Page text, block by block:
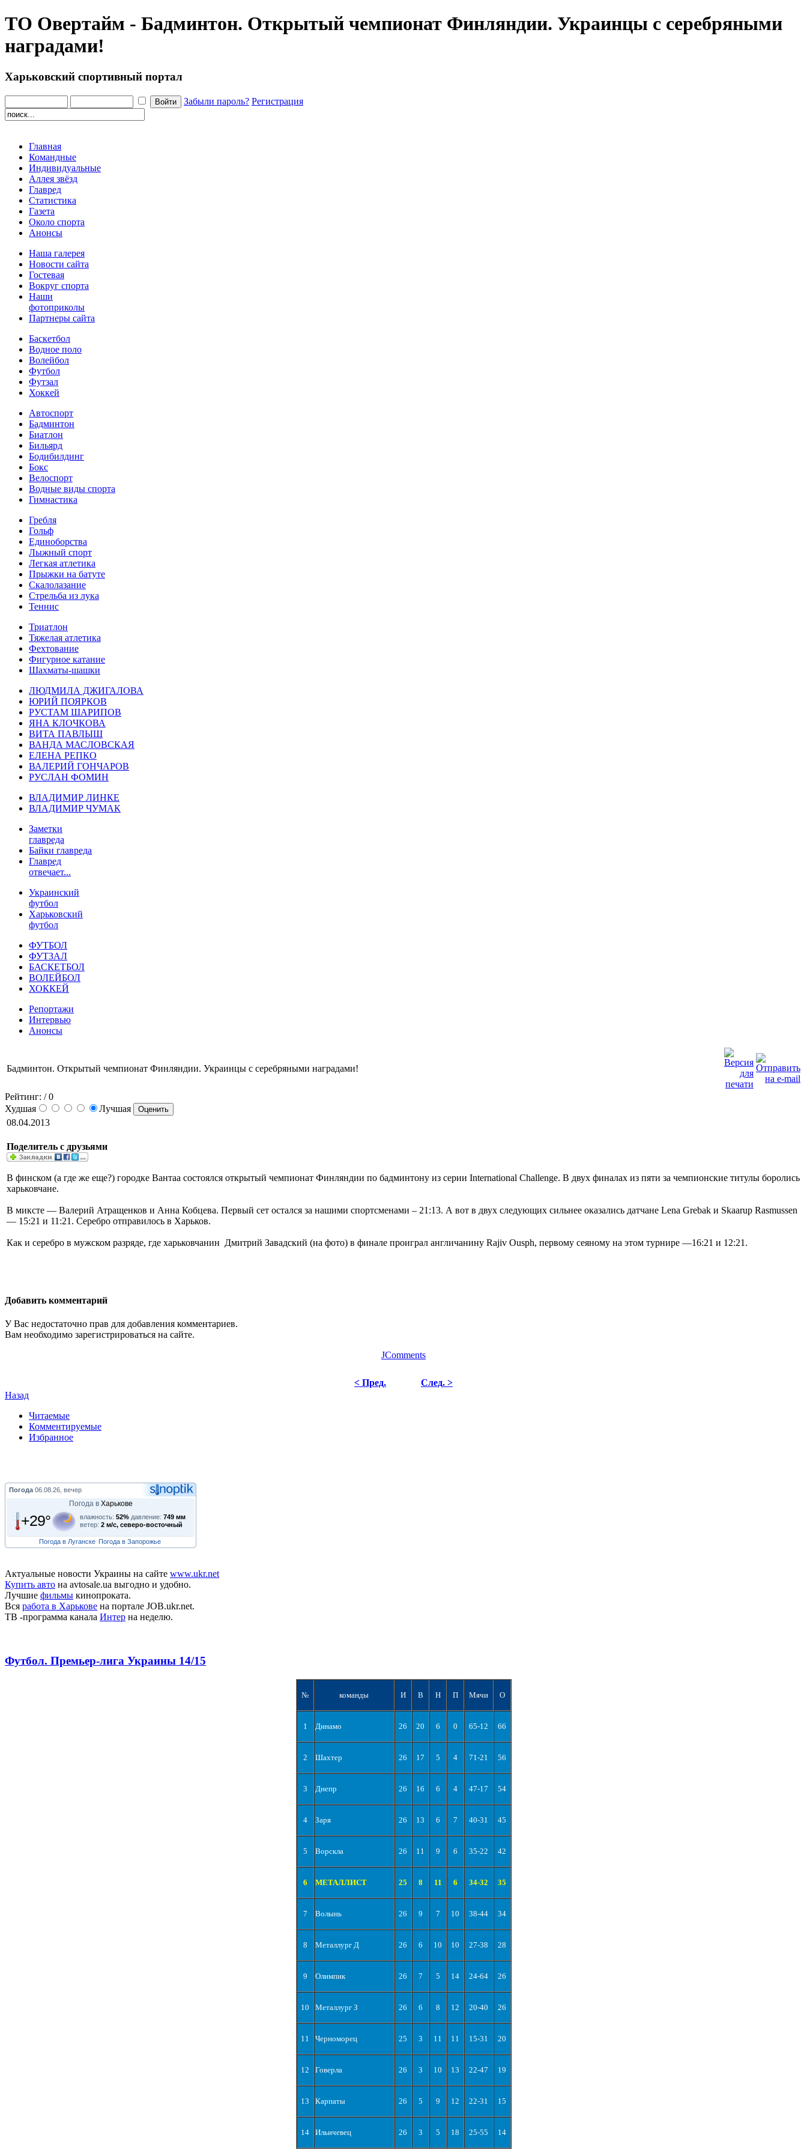
ТО Овертайм - Бадминтон. Открытый чемпионат Финляндии. Украинцы с серебряными
наградами!
Харьковский спортивный портал
Забыли пароль? Регистрация
Главная
Командные
Индивидуальные
Аллея звёзд
Главред
Статистика
Газета
Около спорта
Анонсы
Наша галерея
Новости сайта
Гостевая
Вокруг спорта
Наши
фотоприколы
Партнеры сайта
Баскетбол
Водное поло
Волейбол
Футбол
Футзал
Хоккей
Автоспорт
Бадминтон
Биатлон
Бильярд
Бодибилдинг
Бокс
Велоспорт
Водные виды спорта
Гимнастика
Гребля
Гольф
Единоборства
Лыжный спорт
Легкая атлетика
Прыжки на батуте
Скалолазание
Стрельба из лука
Теннис
Триатлон
Тяжелая атлетика
Фехтование
Фигурное катание
Шахматы-шашки
ЛЮДМИЛА ДЖИГАЛОВА
ЮРИЙ ПОЯРКОВ
РУСТАМ ШАРИПОВ
ЯНА КЛОЧКОВА
ВИТА ПАВЛЫШ
ВАНДА МАСЛОВСКАЯ
ЕЛЕНА РЕПКО
ВАЛЕРИЙ ГОНЧАРОВ
РУСЛАН ФОМИН
ВЛАДИМИР ЛИНКЕ
ВЛАДИМИР ЧУМАК
Заметки
главреда
Байки главреда
Главред
отвечает...
Украинский
футбол
Харьковский
футбол
ФУТБОЛ
ФУТЗАЛ
БАСКЕТБОЛ
ВОЛЕЙБОЛ
ХОККЕЙ
Репортажи
Интервью
Анонсы
Бадминтон. Открытый чемпионат Финляндии. Украинцы с серебряными наградами!
Рейтинг: / 0
Худшая
Лучшая
08.04.2013
Поделитель с друзьями
В финском (а где же еще?) городке Вантаа состоялся открытый чемпионат Финляндии по бадминтону из серии International Challenge. В двух финалах из пяти за чемпионские титулы боролись
харьковчане.
В миксте — Валерий Атращенков и Анна Кобцева. Первый сет остался за нашими спортсменами – 21:13. А вот в двух следующих сильнее оказались датчане Lena Grebak и Skaarup Rasmussen
— 15:21 и 11:21. Серебро отправилось в Харьков.
Как и серебро в мужском разряде, где харьковчанин Дмитрий Завадский (на фото) в финале проиграл англичанину Rajiv Ousph, первому сеяному на этом турнире —16:21 и 12:21.
Добавить комментарий
У Вас недостаточно прав для добавления комментариев.
Вам необходимо зарегистрироваться на сайте.
JComments
< Пред.
След. >
Назад
Читаемые
Комментируемые
Избранное
Погода 06.08.26, вечер
Погода в Харькове
+29° влажность: 52% давление: 749 мм
ветер: 2 м/с, северо-восточный
Погода в Луганске Погода в Запорожье
Актуальные новости Украины на сайте www.ukr.net
Купить авто на avtosale.ua выгодно и удобно.
Лучшие фильмы кинопроката.
Вся работа в Харькове на портале JOB.ukr.net.
ТВ -программа канала Интер на неделю.
Футбол. Премьер-лига Украины 14/15
№ команды И В Н П Мячи О
1 Динамо 26 20 6 0 65-12 66
2 Шахтер 26 17 5 4 71-21 56
3 Днепр 26 16 6 4 47-17 54
4 Заря 26 13 6 7 40-31 45
5 Ворскла 26 11 9 6 35-22 42
6 МЕТАЛЛИСТ 25 8 11 6 34-32 35
7 Волынь 26 9 7 10 38-44 34
8 Металлург Д 26 6 10 10 27-38 28
9 Олимпик 26 7 5 14 24-64 26
10 Металлург З 26 6 8 12 20-40 26
11 Черноморец 25 3 11 11 15-31 20
12 Говерла 26 3 10 13 22-47 19
13 Карпаты 26 5 9 12 22-31 15
14 Ильичевец 26 3 5 18 25-55 14